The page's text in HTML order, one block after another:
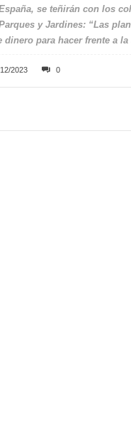
se teñirán con los
y Jardines: “Las
dinero para hacer frente a
2023 0